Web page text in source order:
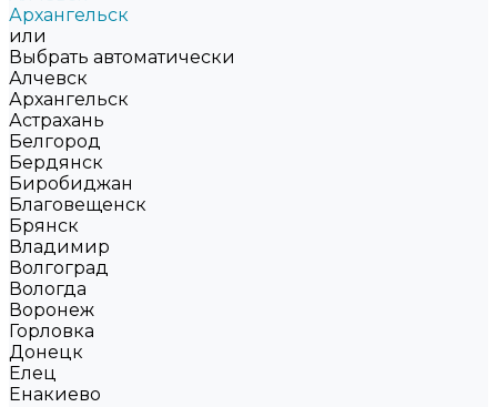
Архангельск
или
Выбрать автоматически
Алчевск
Архангельск
Астрахань
Белгород
Бердянск
Биробиджан
Благовещенск
Брянск
Владимир
Волгоград
Вологда
Воронеж
Горловка
Донецк
Елец
Енакиево